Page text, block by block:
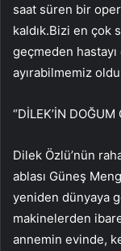
saat süren bir
kaldık.Bizi en çok
geçmeden
ayırabilmemiz
“DİLEK’İN
Dilek Özlü’nün
ablası Güneş
yeniden dünyaya
makinelerden
annemin evinde,